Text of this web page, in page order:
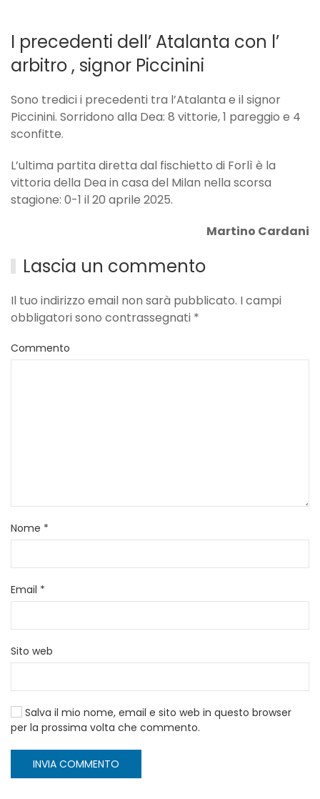
I precedenti dell’ Atalanta con l’
arbitro , signor Piccinini
Sono tredici i precedenti tra l’Atalanta e il signor
Piccinini. Sorridono alla Dea: 8 vittorie, 1 pareggio e 4
sconfitte.
L’ultima partita diretta dal fischietto di Forlì è la
vittoria della Dea in casa del Milan nella scorsa
stagione: 0-1 il 20 aprile 2025.
Martino Cardani
Lascia un commento
Il tuo indirizzo email non sarà pubblicato. I campi
obbligatori sono contrassegnati *
Commento
Nome *
Email *
Sito web
Salva il mio nome, email e sito web in questo browser
per la prossima volta che commento.
INVIA COMMENTO